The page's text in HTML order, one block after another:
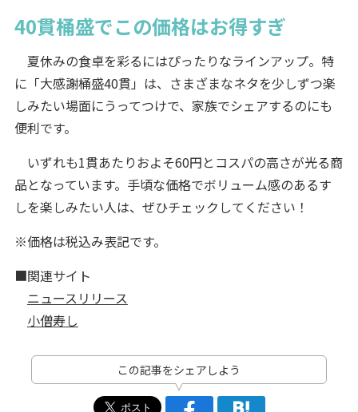
40貫桶盛でこの価格はお得すぎ
夏休みの食卓を彩るにはぴったりなラインアップ。特
に「大感謝桶盛40貫」は、さまざまなネタを少しずつ楽
しみたい場面にうってつけで、家族でシェアするのにも
便利です。
いずれも1貫あたりおよそ60円とコスパの高さが光る商
品となっています。手頃な価格でボリューム感のあるす
しを楽しみたい人は、ぜひチェックしてください！
※価格は税込み表記です。
■関連サイト
ニュースリリース
小僧寿し
この記事をシェアしよう